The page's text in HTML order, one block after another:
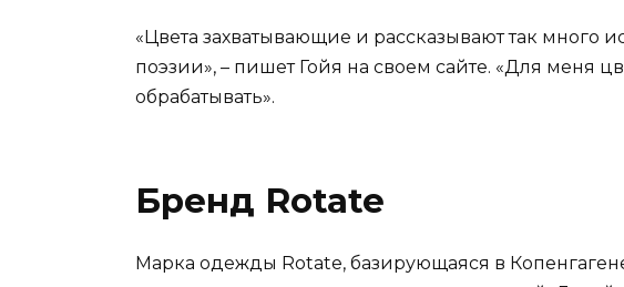
«Цвета захватывающие и рассказывают так много
поэзии», – пишет Гойя на своем сайте. «Для меня
обрабатывать».
Бренд Rotate
Марка одежды Rotate, базирующаяся в